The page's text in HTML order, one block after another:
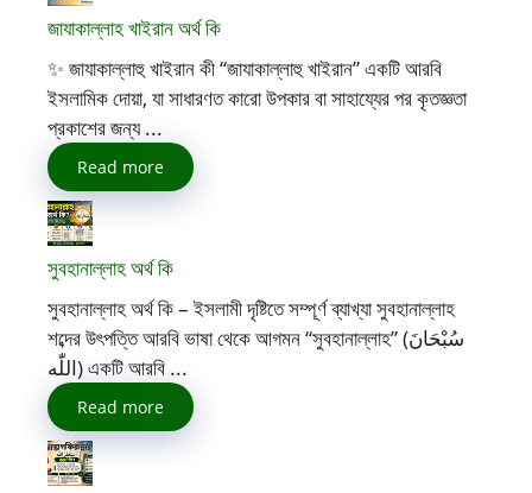
জাযাকাল্লাহ খাইরান অর্থ কি
✨ জাযাকাল্লাহু খাইরান কী “জাযাকাল্লাহু খাইরান” একটি আরবি
ইসলামিক দোয়া, যা সাধারণত কারো উপকার বা সাহায্যের পর কৃতজ্ঞতা
প্রকাশের জন্য ...
Read more
সুবহানাল্লাহ অর্থ কি
সুবহানাল্লাহ অর্থ কি – ইসলামী দৃষ্টিতে সম্পূর্ণ ব্যাখ্যা সুবহানাল্লাহ
শব্দের উৎপত্তি আরবি ভাষা থেকে আগমন “সুবহানাল্লাহ” (سُبْحَانَ
اللّٰه) একটি আরবি ...
Read more